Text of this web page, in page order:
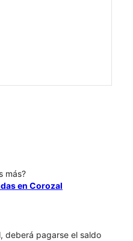
más?
en Corozal
deberá pagarse el saldo